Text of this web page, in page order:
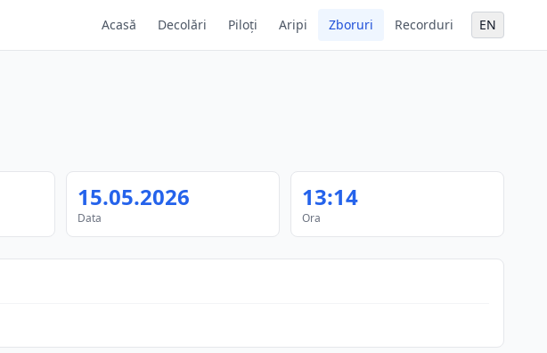
Acasă Decolări Piloți Aripi Zboruri Recorduri EN
15.05.2026
Data
13:14
Ora